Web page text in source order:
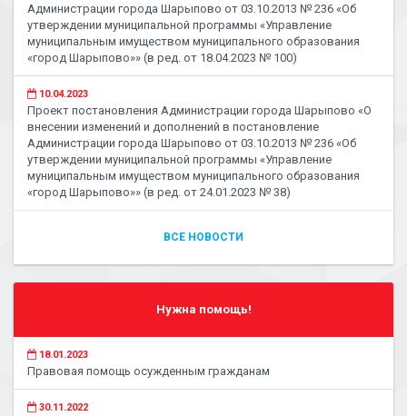
Администрации города Шарыпово от 03.10.2013 № 236 «Об
утверждении муниципальной программы «Управление
муниципальным имуществом муниципального образования
«город Шарыпово»» (в ред. от 18.04.2023 № 100)
10.04.2023
Проект постановления Администрации города Шарыпово «О
внесении изменений и дополнений в постановление
Администрации города Шарыпово от 03.10.2013 № 236 «Об
утверждении муниципальной программы «Управление
муниципальным имуществом муниципального образования
«город Шарыпово»» (в ред. от 24.01.2023 № 38)
ВСЕ НОВОСТИ
Нужна помощь!
18.01.2023
Правовая помощь осужденным гражданам
30.11.2022